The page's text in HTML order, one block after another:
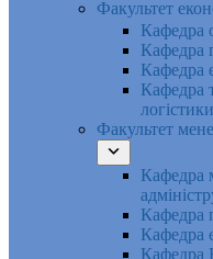
Факультет
Кафедра
Кафедра
Кафедра
Кафедра
логістики
Факультет
Кафедра
Кафедра
Кафедра
Кафедра